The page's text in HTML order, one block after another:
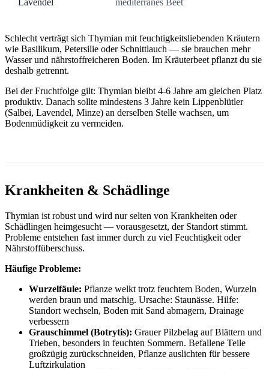
Schlecht verträgt sich Thymian mit feuchtigkeitsliebenden Kräutern
wie Basilikum, Petersilie oder Schnittlauch — sie brauchen mehr
Wasser und nährstoffreicheren Boden. Im Kräuterbeet pflanzt du sie
deshalb getrennt.
Bei der Fruchtfolge gilt: Thymian bleibt 4-6 Jahre am gleichen Platz
produktiv. Danach sollte mindestens 3 Jahre kein Lippenblütler
(Salbei, Lavendel, Minze) an derselben Stelle wachsen, um
Bodenmüdigkeit zu vermeiden.
Krankheiten & Schädlinge
Thymian ist robust und wird nur selten von Krankheiten oder
Schädlingen heimgesucht — vorausgesetzt, der Standort stimmt.
Probleme entstehen fast immer durch zu viel Feuchtigkeit oder
Nährstoffüberschuss.
Häufige Probleme:
Wurzelfäule: Pflanze welkt trotz feuchtem Boden, Wurzeln
werden braun und matschig. Ursache: Staunässe. Hilfe:
Standort wechseln, Boden mit Sand abmagern, Drainage
verbessern
Grauschimmel (Botrytis): Grauer Pilzbelag auf Blättern und
Trieben, besonders in feuchten Sommern. Befallene Teile
großzügig zurückschneiden, Pflanze auslichten für bessere
Luftzirkulation